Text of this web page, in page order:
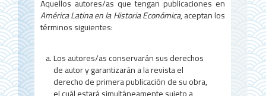
t
e
r
a
Aquellos autores/as que tengan publicaciones en
América Latina en la Historia Económica, aceptan los
términos siguientes:
Los autores/as conservarán sus derechos
de autor y garantizarán a la revista el
derecho de primera publicación de su obra,